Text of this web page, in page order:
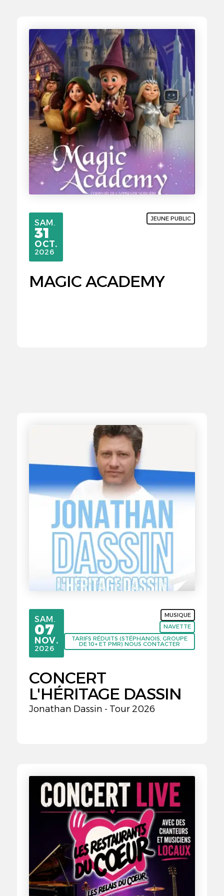
SAMEDI
SAM.
31
OCTOBRE
OCT.
2026
JEUNE PUBLIC
MAGIC ACADEMY
SAMEDI
SAM.
07
NOVEMBRE
NOV.
2026
MUSIQUE
NAVETTE
TARIFS RÉDUITS (STÉPHANOIS, GROUPE
DE 10+ ET PMR) NOUS CONTACTER
CONCERT
L'HÉRITAGE DASSIN
Jonathan Dassin - Tour 2026